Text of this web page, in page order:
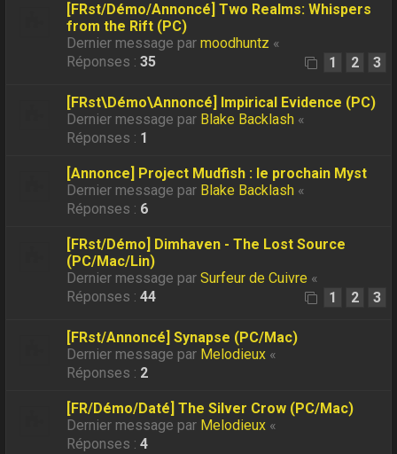
[FRst/Démo/Annoncé] Two Realms: Whispers
from the Rift (PC)
Dernier message parmoodhuntz «
Réponses :35 1 2 3
[FRst\Démo\Annoncé] Impirical Evidence (PC)
Dernier message par Blake Backlash «
Réponses : 1
[Annonce] Project Mudfish : le prochain Myst
Dernier message par Blake Backlash «
Réponses : 6
[FRst/Démo] Dimhaven - The Lost Source
(PC/Mac/Lin)
Dernier message parSurfeur de Cuivre «
Réponses :44 1 2 3
[FRst/Annoncé] Synapse (PC/Mac)
Dernier message par Melodieux «
Réponses : 2
[FR/Démo/Daté] The Silver Crow (PC/Mac)
Dernier message par Melodieux «
Réponses :4